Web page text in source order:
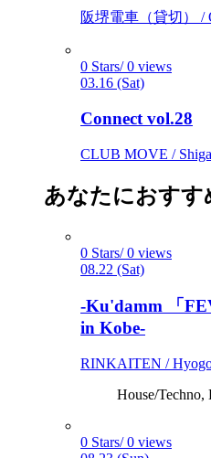
阪堺電車（貸切） /
0 Stars/ 0 views
03.16 (Sat)
Connect vol.28
CLUB MOVE /
あなたにおすす
0 Stars/ 0 views
08.22 (Sat)
-Ku'damm 「
in Kobe-
RINKAITEN /
House/Techno,
0 Stars/ 0 views